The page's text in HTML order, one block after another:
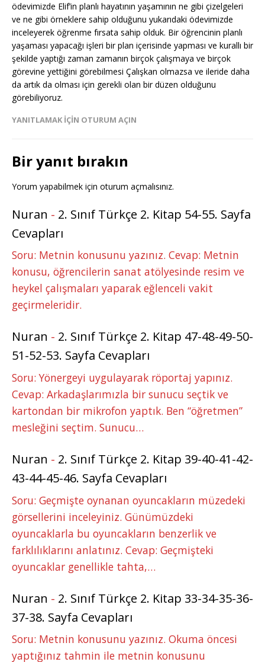
ödevimizde Elif’in planlı hayatının yaşamının ne gibi çizelgeleri
ve ne gibi örneklere sahip olduğunu yukarıdaki ödevimizde
inceleyerek öğrenme fırsata sahip olduk. Bir öğrencinin planlı
yaşaması yapacağı işleri bir plan içerisinde yapması ve kurallı bir
şekilde yaptığı zaman zamanın birçok çalışmaya ve birçok
görevine yettiğini görebilmesi Çalışkan olmazsa ve ileride daha
da artık da olması için gerekli olan bir düzen olduğunu
görebiliyoruz.
YANITLAMAK IÇIN OTURUM AÇIN
Bir yanıt bırakın
Yorum yapabilmek için oturum açmalısınız.
Nuran - 2. Sınıf Türkçe 2. Kitap 54-55. Sayfa
Cevapları
Soru: Metnin konusunu yazınız. Cevap: Metnin
konusu, öğrencilerin sanat atölyesinde resim ve
heykel çalışmaları yaparak eğlenceli vakit
geçirmeleridir.
Nuran - 2. Sınıf Türkçe 2. Kitap 47-48-49-50-
51-52-53. Sayfa Cevapları
Soru: Yönergeyi uygulayarak röportaj yapınız.
Cevap: Arkadaşlarımızla bir sunucu seçtik ve
kartondan bir mikrofon yaptık. Ben “öğretmen”
mesleğini seçtim. Sunucu…
Nuran - 2. Sınıf Türkçe 2. Kitap 39-40-41-42-
43-44-45-46. Sayfa Cevapları
Soru: Geçmişte oynanan oyuncakların müzedeki
görsellerini inceleyiniz. Günümüzdeki
oyuncaklarla bu oyuncakların benzerlik ve
farklılıklarını anlatınız. Cevap: Geçmişteki
oyuncaklar genellikle tahta,…
Nuran - 2. Sınıf Türkçe 2. Kitap 33-34-35-36-
37-38. Sayfa Cevapları
Soru: Metnin konusunu yazınız. Okuma öncesi
yaptığınız tahmin ile metnin konusunu